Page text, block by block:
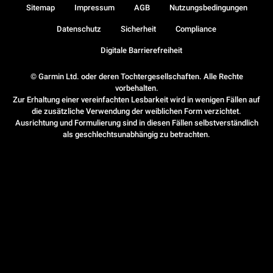
© Garmin Ltd. oder deren Tochtergesellschaften. Alle Rechte
vorbehalten.
Zur Erhaltung einer vereinfachten Lesbarkeit wird in wenigen Fällen auf
die zusätzliche Verwendung der weiblichen Form verzichtet.
Ausrichtung und Formulierung sind in diesen Fällen selbstverständlich
als geschlechtsunabhängig zu betrachten.
Sitemap Impressum AGB Nutzungsbedingungen
Datenschutz Sicherheit Compliance
Digitale Barrierefreiheit